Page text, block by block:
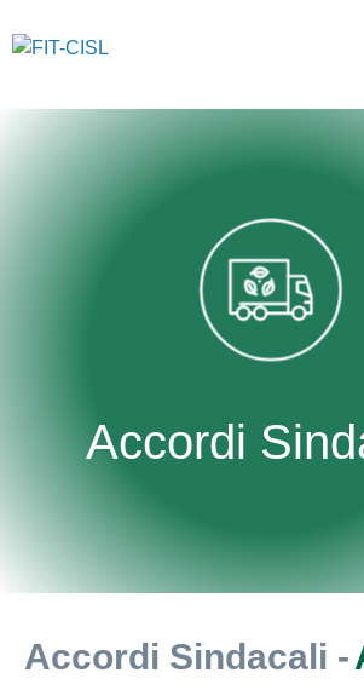
Accordi
Accordi Sindacali -